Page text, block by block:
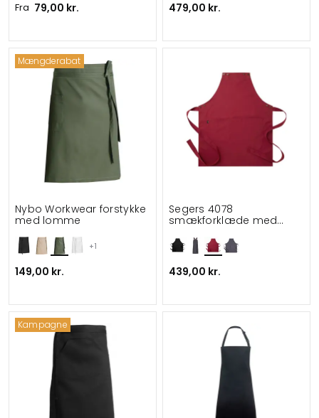
Fra 79,00 kr. 479,00 kr.
Mængderabat
+1
Nybo Workwear forstykke
med lomme
149,00 kr.
Segers 4078
smækforklæde med
439,00 kr.
Kampagne